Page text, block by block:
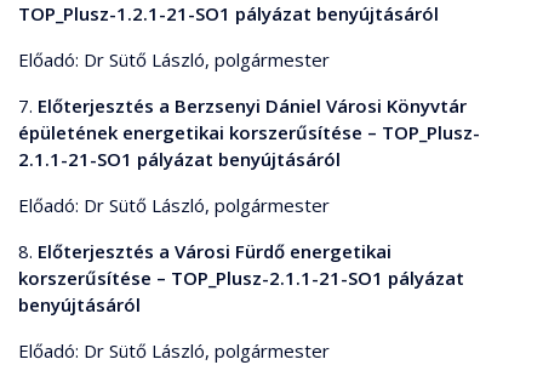
TOP_Plusz-1.2.1-21-SO1 pályázat benyújtásáról
Előadó: Dr Sütő László, polgármester
7. Előterjesztés a Berzsenyi Dániel Városi Könyvtár
épületének energetikai korszerűsítése – TOP_Plusz-
2.1.1-21-SO1 pályázat benyújtásáról
Előadó: Dr Sütő László, polgármester
8. Előterjesztés a Városi Fürdő energetikai
korszerűsítése – TOP_Plusz-2.1.1-21-SO1 pályázat
benyújtásáról
Előadó: Dr Sütő László, polgármester